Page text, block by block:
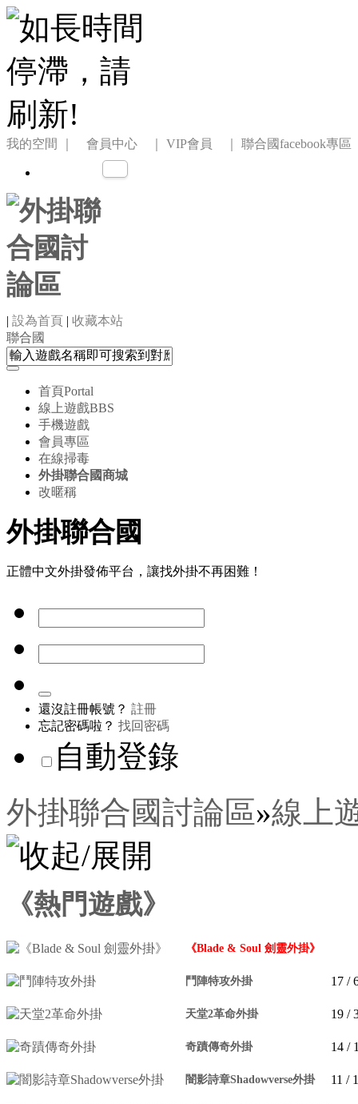
我的空間 ｜ 會員中心 ｜ VIP會員 ｜ 聯合國facebook專區
| 設為首頁 | 收藏本站
聯合國
首頁Portal
線上遊戲BBS
手機遊戲
會員專區
在線掃毒
外掛聯合國商城
改暱稱
外掛聯合國
正體中文外掛發佈平台，讓找外掛不再困難！
還沒註冊帳號？ 註冊
忘記密碼啦？ 找回密碼
自動登錄
外掛聯合國討論區»線上
《熱門遊戲》
《Blade & Soul 劍靈外掛》
鬥陣特攻外掛 17 /
天堂2革命外掛 19 /
奇蹟傳奇外掛 14 /
闇影詩章Shadowverse外掛 11 /